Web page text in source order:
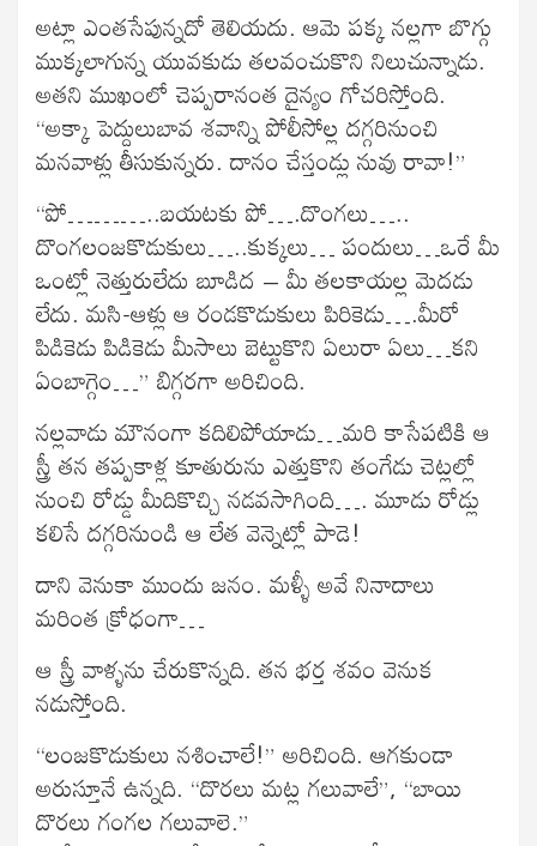
అట్లా ఎంతసేపున్నదో తెలియదు. ఆమె పక్క నల్లగా బొగ్గు
ముక్కలాగున్న యువకుడు తలవంచుకొని నిలుచున్నాడు.
అతని ముఖంలో చెప్పరానంత దైన్యం గోచరిస్తోంది.
“అక్కా పెద్దులుబావ శవాన్ని పోలీసోల్ల దగ్గరినుంచి
మనవాళ్లు తీసుకున్నరు. దానం చేస్తండ్లు నువు రావా!”
“పో………..బయటకు పో….దొంగలు…..
దొంగలంజకొడుకులు…..కుక్కలు… పందులు…ఒరే మీ
ఒంట్లో నెత్తురులేదు బూడిద – మీ తలకాయల్ల మెదడు
లేదు. మసి-ఆళ్లు ఆ రండకొడుకులు పిరికెడు….మీరో
పిడికెడు పిడికెడు మీసాలు బెట్టుకొని ఏలురా ఏలు…కని
ఏంబాగ్గెం…” బిగ్గరగా అరిచింది.
నల్లవాడు మౌనంగా కదిలిపోయాడు…మరి కాసేపటికి ఆ
స్త్రీ తన తప్పకాళ్ల కూతురును ఎత్తుకొని తంగేడు చెట్లల్లో
నుంచి రోడ్డు మీదికొచ్చి నడవసాగింది…. మూడు రోడ్లు
కలిసే దగ్గరినుండి ఆ లేత వెన్నెట్లో పాడె!
దాని వెనుకా ముందు జనం. మళ్ళీ అవే నినాదాలు
మరింత క్రోధంగా…
ఆ స్త్రీ వాళ్ళను చేరుకొన్నది. తన భర్త శవం వెనుక
నడుస్తోంది.
“లంజకొడుకులు నశించాలే!” అరిచింది. ఆగకుండా
అరుస్తూనే ఉన్నది. “దొరలు మట్ల గలువాలే”, “బాయి
దొరలు గంగల గలువాలె.”